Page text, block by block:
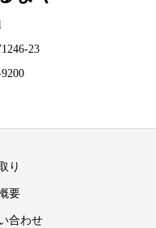
23
り
要
合わせ